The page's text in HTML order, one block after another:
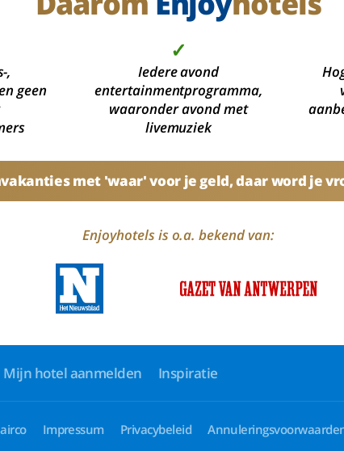
,
geen
✓
Iedere avond
entertainmentprogramma,
waaronder avond met
livemuziek
met 'waar' voor je geld, daar word je
Enjoyhotels is o.a. bekend van:
Mijn hotel aanmelden Inspiratie
Impressum Privacybeleid